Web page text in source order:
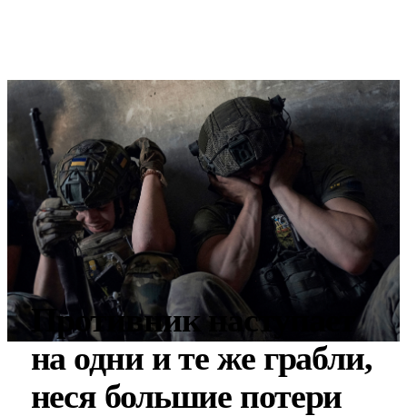
Противник наступает
на одни и те же грабли,
неся большие потери